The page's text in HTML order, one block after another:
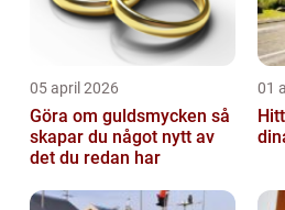
05 april 2026
Göra om guldsmycken så
skapar du något nytt av
det du redan har
01